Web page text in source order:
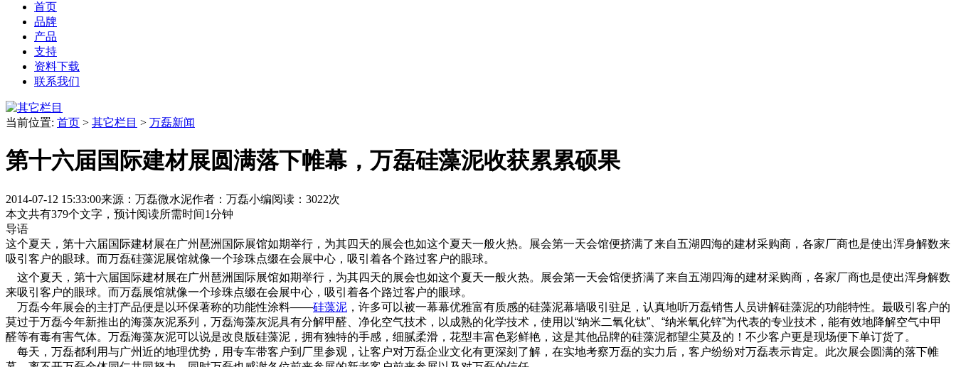
首页
品牌
产品
支持
资料下载
联系我们
当前位置: 首页 > 其它栏目 > 万磊新闻
第十六届国际建材展圆满落下帷幕，万磊硅藻泥收获累累硕果
2014-07-12 15:33:00来源：万磊微水泥作者：万磊小编阅读：3022次
本文共有379个文字，预计阅读所需时间1分钟
导语
这个夏天，第十六届国际建材展在广州琶洲国际展馆如期举行，为其四天的展会也如这个夏天一般火热。展会第一天会馆便挤满了来自五湖四海的建材采购商，各家厂商也是使出浑身解数来
吸引客户的眼球。而万磊硅藻泥展馆就像一个珍珠点缀在会展中心，吸引着各个路过客户的眼球。
这个夏天，第十六届国际建材展在广州琶洲国际展馆如期举行，为其四天的展会也如这个夏天一般火热。展会第一天会馆便挤满了来自五湖四海的建材采购商，各家厂商也是使出浑身解数
来吸引客户的眼球。而万磊展馆就像一个珍珠点缀在会展中心，吸引着各个路过客户的眼球。
万磊今年展会的主打产品便是以环保著称的功能性涂料——硅藻泥 ，许多可以被一幕幕优雅富有质感的硅藻泥幕墙吸引驻足，认真地听万磊销售人员讲解硅藻泥的功能特性。最吸引客户的
莫过于万磊今年新推出的海藻灰泥系列，万磊海藻灰泥具有分解甲醛、净化空气技术，以成熟的化学技术，使用以“纳米二氧化钛”、“纳米氧化锌”为代表的专业技术，能有效地降解空气中甲
醛等有毒有害气体。万磊海藻灰泥可以说是改良版硅藻泥，拥有独特的手感，细腻柔滑，花型丰富色彩鲜艳，这是其他品牌的硅藻泥都望尘莫及的！不少客户更是现场便下单订货了。
每天，万磊都利用与广州近的地理优势，用专车带客户到厂里参观，让客户对万磊企业文化有更深刻了解，在实地考察万磊的实力后，客户纷纷对万磊表示肯定。此次展会圆满的落下帷